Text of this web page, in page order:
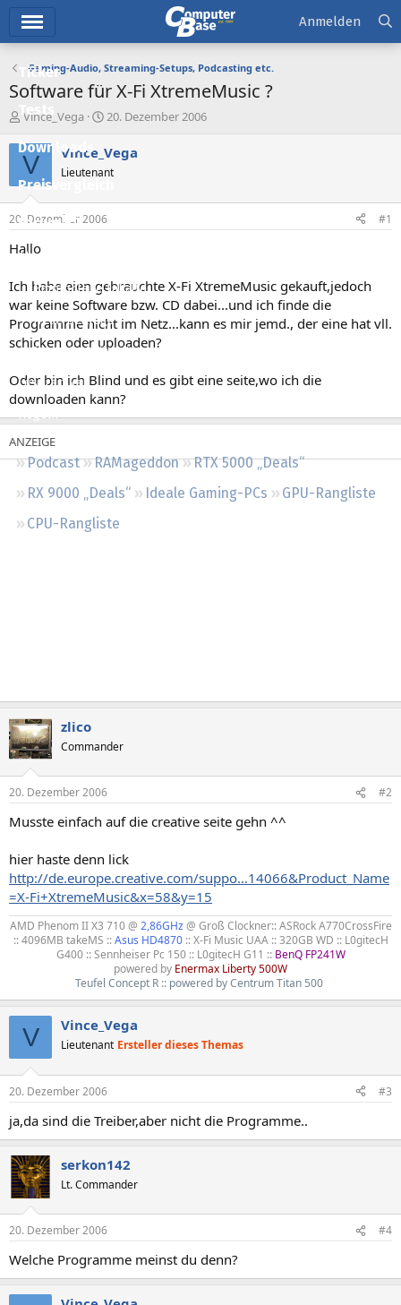
Ticker
Tests
Downloads
Preisvergleich
Forum
Aktuelles
Empfohlene Inhalte
Neue Beiträge
Neueste Aktivitäten
Leserartikel
Regeln
Podcast RAMageddon
RTX 5000 „Deals“
RX 9000 „Deals“
Ideale Gaming-PCs
GPU-Rangliste
CPU-Rangliste
Anmelden
Gaming-Audio, Streaming-Setups, Podcasting etc.
Software für X-Fi XtremeMusic ?
E
s
t
e
e
r
Vince_Vega
E
s
e
l
t
20. Dezember 2006
V Vince_Vega
Lieutenant
20. Dezember 2006 #1
Hallo
Ich habe eien gebrauchte X-Fi XtremeMusic gekauft,jedoch
war keine Software bzw. CD dabei...und ich finde die
Programme nicht im Netz...kann es mir jemd., der eine hat vll.
schicken oder uploaden?
Oder bin ich Blind und es gibt eine seite,wo ich die
downloaden kann?
zlico
Commander
20. Dezember 2006 #2
Musste einfach auf die creative seite gehn ^^
hier haste denn lick
http://de.europe.creative.com/suppo...14066&Product_Name
=X-Fi+XtremeMusic&x=58&y=15
AMD Phenom II X3 710 @ 2,86GHz@ Groß Clockner:: ASRock A770CrossFire
:: 4096MB takeMS ::Asus HD4870:: X-Fi Music UAA :: 320GB WD :: L0gitecH
G400 :: Sennheiser Pc 150 :: L0gitecH G11 :: BenQ FP241W
powered by Enermax Liberty 500W
Teufel Concept R :: powered by Centrum Titan 500
V Vince_Vega
Lieutenant Ersteller dieses Themas
20. Dezember 2006 #3
ja,da sind die Treiber,aber nicht die Programme..
serkon142
Lt. Commander
20. Dezember 2006 #4
Welche Programme meinst du denn?